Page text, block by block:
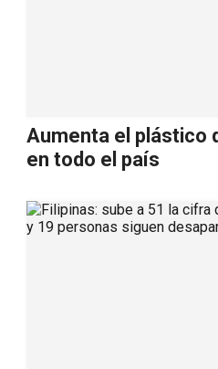
Aumenta el plástico
en todo el país